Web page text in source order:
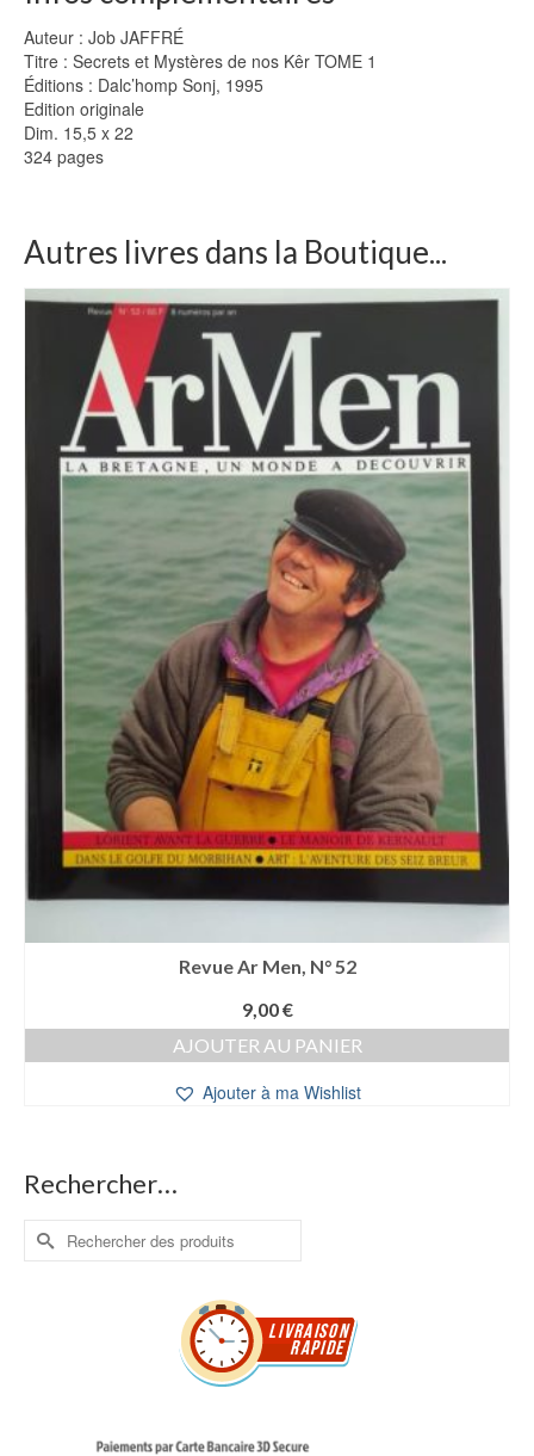
Auteur : Job JAFFRÉ
Titre : Secrets et Mystères de nos Kêr TOME 1
Éditions : Dalc’homp Sonj, 1995
Edition originale
Dim. 15,5 x 22
324 pages
Autres livres dans la Boutique...
Revue Ar Men, N° 52
9,00€
AJOUTER AU PANIER
Ajouter à ma Wishlist
Rechercher…
Rechercher :